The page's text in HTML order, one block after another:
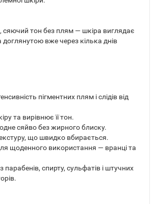
сяючий тон без плям — шкіра виглядає
вже через кілька днів
пігментних плям і слідів від
та вирівнює її тон.
сяйво без жирного блиску.
що швидко вбирається.
щоденного використання — вранці та
спирту, сульфатів і штучних